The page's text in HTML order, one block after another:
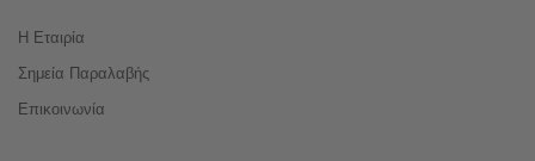
Η Εταιρία
Σημεία Παραλαβής
Επικοινωνία